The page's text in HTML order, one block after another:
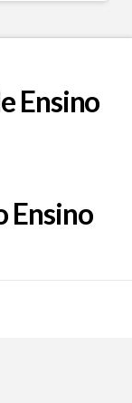
Ensino
Ensino